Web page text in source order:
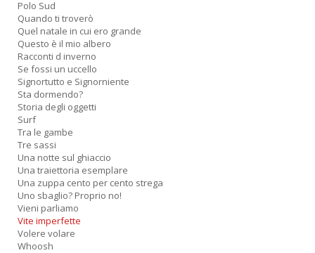
Polo Sud
Quando ti troverò
Quel natale in cui ero grande
Questo è il mio albero
Racconti d inverno
Se fossi un uccello
Signortutto e Signorniente
Sta dormendo?
Storia degli oggetti
Surf
Tra le gambe
Tre sassi
Una notte sul ghiaccio
Una traiettoria esemplare
Una zuppa cento per cento strega
Uno sbaglio? Proprio no!
Vieni parliamo
Vite imperfette
Volere volare
Whoosh